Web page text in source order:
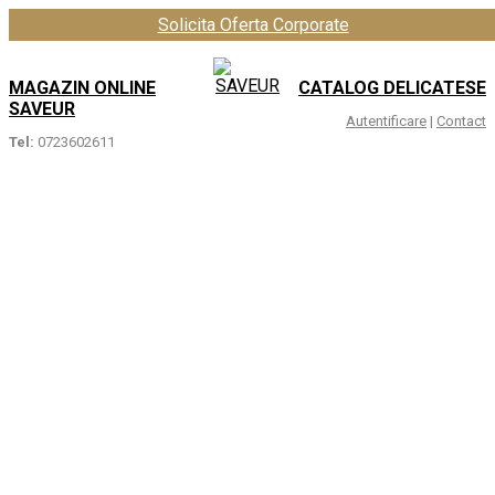
Solicita Oferta Corporate
MAGAZIN ONLINE
SAVEUR
Tel: 0723602611
CATALOG DELICATESE
Autentificare | Contact